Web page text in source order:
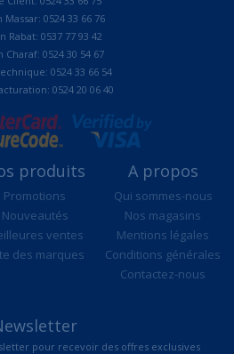
Massar: 0524 33 66 76
Rabat: 0537 77 93 42
Charaf: 0524 30 54 67
0524 33 66 54
0524 20 06 40
produits
Promotions
Nouveautés
ventes
des marques
A propos
Qui sommes-nous
Nos magasins
Mentions légales
Conditions générales
Contactez-nous
pour recevoir des offres exclusives